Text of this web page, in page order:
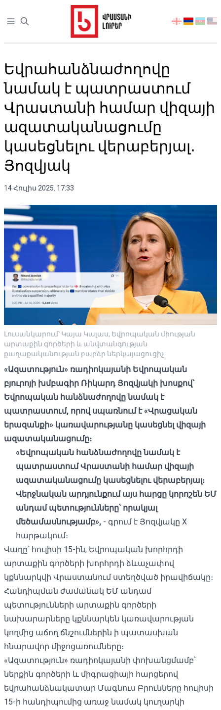
Open sidebar
აირჩიეთ
Եվրահանձնաժողովը
նամակ է պատրաստում
Վրաստանի համար վիզայի
ազատականացումը
կասեցնելու վերաբերյալ․
Յոզվյակ
14 Հուլիս 2025. 17:33
Լուսանկարում՝ Կայա Կալաս, Եվրոպական միության
արտաքին գործերի և անվտանգության
քաղաքականության բարձր ներկայացուցիչ
«Ազատություն» ռադիոկայանի Եվրոպական
բյուրոյի խմբագիր Ռիկարդ Յոզվյակի խոսքով՝
Եվրոպական հանձնաժողովը նամակ է
պատրաստում, որով սպառնում է «Վրացական
երազանքի» կառավարությանը կասեցնել վիզայի
ազատականացումը։
«Եվրոպական հանձնաժողովը նամակ է
պատրաստում Վրաստանի համար վիզայի
ազատականացումը կասեցնելու վերաբերյալ։
Վերջնական արդյունքում այս հարցը կորոշեն ԵՄ
անդամ պետությունները՝ որակյալ
մեծամասնությամբ», - գրում է Յոզվյակը X
հարթակում։
Վաղը՝ հուլիսի 15-ին, Եվրոպական խորհրդի
արտաքին գործերի խորհրդի ձևաչափով
կքննարկվի Վրաստանում ստեղծված իրավիճակը։
Հանդիպման ժամանակ ԵՄ անդամ
պետությունների արտաքին գործերի
նախարարները կքննարկեն կառավարության
կողմից աճող ճնշումներին ի պատասխան
հնարավոր միջոցառումները։
«Ազատություն» ռադիոկայանի փոխանցմամբ՝
ներքին գործերի և միգրացիայի հարցերով
եվրահանձնակատար Մագնուս Բրունները հուլիսի
15-ի հանդիպումից առաջ նամակ կուղարկի